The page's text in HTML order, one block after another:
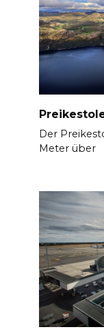
Der
Meter über